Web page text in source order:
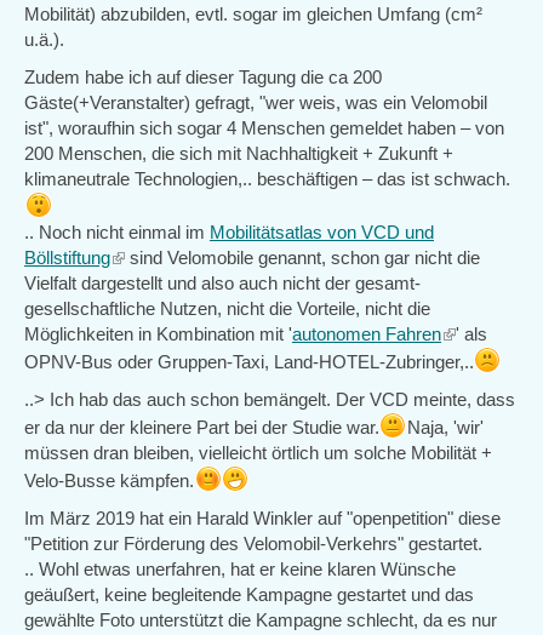
Mobilität) abzubilden, evtl. sogar im gleichen Umfang (cm²
u.ä.).
Zudem habe ich auf dieser Tagung die ca 200
Gäste(+Veranstalter) gefragt, "wer weis, was ein Velomobil
ist", woraufhin sich sogar 4 Menschen gemeldet haben – von
200 Menschen, die sich mit Nachhaltigkeit + Zukunft +
klimaneutrale Technologien,.. beschäftigen – das ist schwach.
.. Noch nicht einmal im Mobilitätsatlas von VCD und
Böllstiftung(link
is
external)
sind Velomobile genannt, schon gar nicht die
Vielfalt dargestellt und also auch nicht der gesamt-
gesellschaftliche Nutzen, nicht die Vorteile, nicht die
Möglichkeiten in Kombination mit 'autonomen Fahren(link
is
' als
OPNV-Bus oder Gruppen-Taxi, Land-HOTEL-Zubringer,..
..> Ich hab das auch schon bemängelt. Der VCD meinte, dass
er da nur der kleinere Part bei der Studie war.
Naja, 'wir'
müssen dran bleiben, vielleicht örtlich um solche Mobilität +
Velo-Busse kämpfen.
Im März 2019 hat ein Harald Winkler auf "openpetition" diese
"Petition zur Förderung des Velomobil-Verkehrs" gestartet.
.. Wohl etwas unerfahren, hat er keine klaren Wünsche
geäußert, keine begleitende Kampagne gestartet und das
gewählte Foto unterstützt die Kampagne schlecht, da es nur